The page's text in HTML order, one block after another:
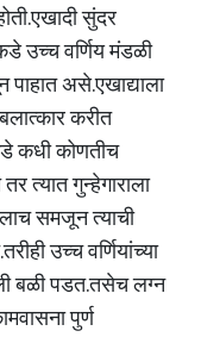
सुंदर
उच्च वर्णिय मंडळी
असे.एखाद्याला
करीत
कधी कोणतीच
त्यात गुन्हेगाराला
समजून त्याची
उच्च वर्णियांच्या
बळी पडत.तसेच लग्न
पुर्ण